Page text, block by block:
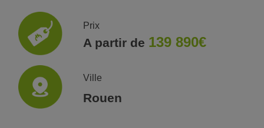
Prix
A partir de 139 890€
Ville
Rouen